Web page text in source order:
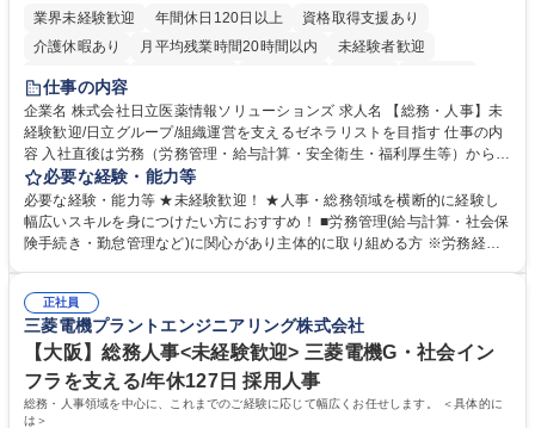
業界未経験歓迎
年間休日120日以上
資格取得支援あり
介護休暇あり
月平均残業時間20時間以内
未経験者歓迎
住宅手当あり
育休あり
完全週休2日制 交通費支給 土日祝休み 寮・社宅あり
仕事の内容
企業名 株式会社日立医薬情報ソリューションズ 求人名 【総務・人事】未
経験歓迎/日立グループ/組織運営を支えるゼネラリストを目指す 仕事の内
容 入社直後は労務（労務管理・給与計算・安全衛生・福利厚生等）からお
任せいたします。将来は総務・採用・教育業務へ守備範囲を広げ、組織運
営を支えるゼネラリストをめざせます。 ・初期業務：労働時間管理、給与
計算、社会保険対応、福利厚生管理、安全衛生、健康経営推進等をお任せ
します。ご経験に応じて、休職者管理など、幅広く経験を積んでいただき
幅広く経験を積みたい意欲がある方に最適な環境です。 募集職種 【総
務・人事】未経験歓迎/日立グループ/組織運営を支えるゼネラリストを目
指す
必要な経験・能力等
必要な経験・能力等 ★未経験歓迎！ ★人事・総務領域を横断的に経験し
幅広いスキルを身につけたい方におすすめ！ ■労務管理(給与計算・社会保
険手続き・勤怠管理など)に関心があり主体的に取り組める方 ※労務経験
のご経験 ■労務管理（給与計算・社会保険手続き・勤怠管理など）の経験
■衛生管理者の資格をお持ちの方 学歴・資格 学歴：大学院 大学 高専 短大
専修学校 高校 語学力： 資格：
正社員
三菱電機プラントエンジニアリング株式会社
【大阪】総務人事<未経験歓迎> 三菱電機G・社会イン
フラを支える/年休127日 採用人事
総務・人事領域を中心に、これまでのご経験に応じて幅広くお任せします。 ＜具体的に
は＞